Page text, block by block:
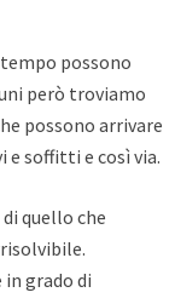
possono
però troviamo
possono arrivare
soffitti e così via.
quello che
grado di